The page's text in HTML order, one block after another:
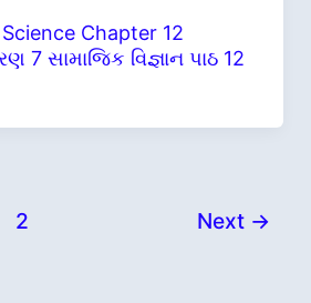
Chapter 12
7 સામાજિક વિજ્ઞાન પાઠ 12
2 Next →